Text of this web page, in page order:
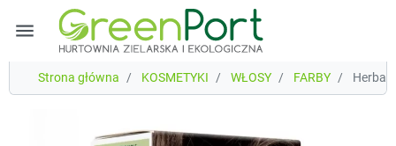
menu
Strona główna KOSMETYKI WŁOSY FARBY